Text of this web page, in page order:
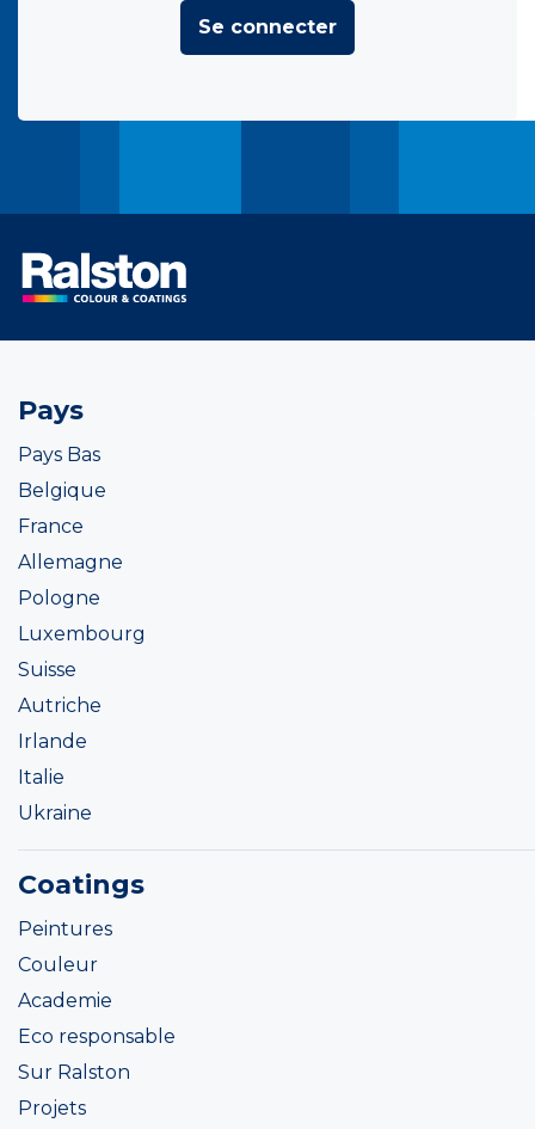
Se connecter
Pays
Pays Bas
Belgique
France
Allemagne
Pologne
Luxembourg
Suisse
Autriche
Irlande
Italie
Ukraine
Coatings
Peintures
Couleur
Academie
Eco responsable
Sur Ralston
Projets